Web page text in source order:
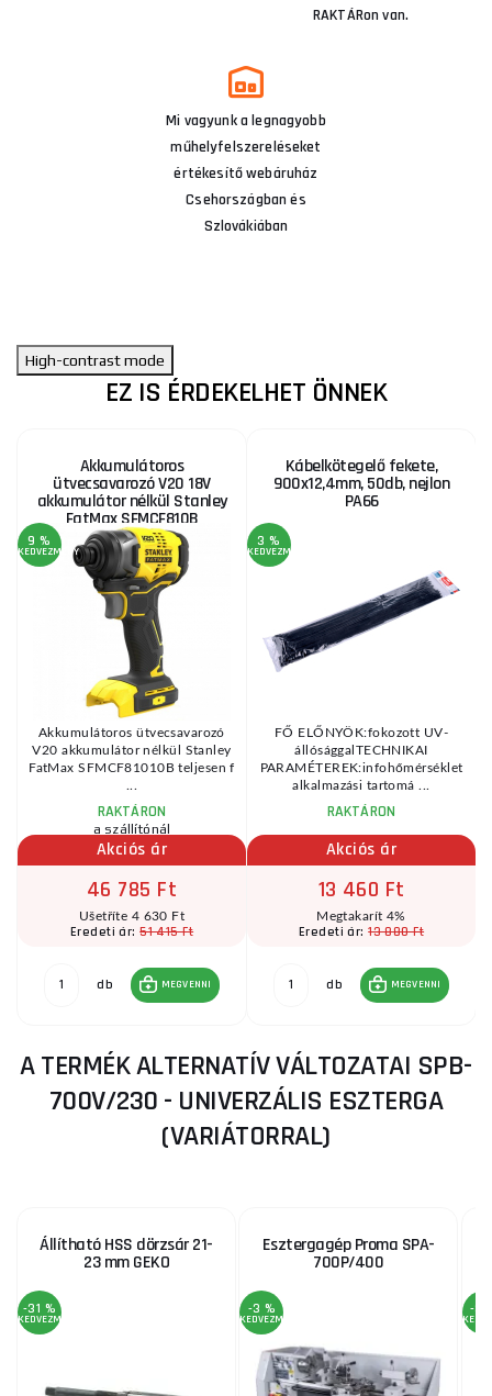
RAKTÁRon van.
Mi vagyunk a legnagyobb
műhelyfelszereléseket
értékesítő webáruház
Csehországban és
Szlovákiában
High-contrast mode
EZ IS ÉRDEKELHET ÖNNEK
Akkumulátoros
ütvecsavarozó V20 18V
akkumulátor nélkül Stanley
FatMax SFMCF810B
9 %
KEDVEZMÉNY
Akkumulátoros ütvecsavarozó
V20 akkumulátor nélkül Stanley
FatMax SFMCF81010B teljesen f
RAKTÁRON
a szállítónál
Akciós ár
46 785 Ft
Ušetříte 4 630 Ft
Eredeti ár:51 415 Ft
db MEGVENNI
Kábelkötegelő fekete,
900x12,4mm, 50db, nejlon
PA66
3 %
KEDVEZMÉNY
FŐ ELŐNYÖK:fokozott UV-
állósággalTECHNIKAI
PARAMÉTEREK:infohőmérséklet
alkalmazási tartomá ...
RAKTÁRON
Akciós ár
13 460 Ft
Megtakarít 4%
Eredeti ár:13 880 Ft
db MEGVENNI
A TERMÉK ALTERNATÍV VÁLTOZATAI SPB-
700V/230 - UNIVERZÁLIS ESZTERGA
(VARIÁTORRAL)
Állítható HSS dörzsár 21-
23 mm GEKO
-31 %
KEDVEZMÉNY
Esztergagép Proma SPA-
700P/400
-3 %
KEDVEZMÉNY
-3